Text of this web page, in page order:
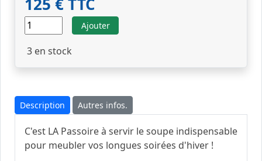
Ajouter
3 en stock
Description Autres infos.
C'est LA Passoire à servir le soupe indispensable
pour meubler vos longues soirées d'hiver !